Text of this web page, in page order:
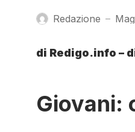
Redazione —
di Redigo.info –
Giovani: